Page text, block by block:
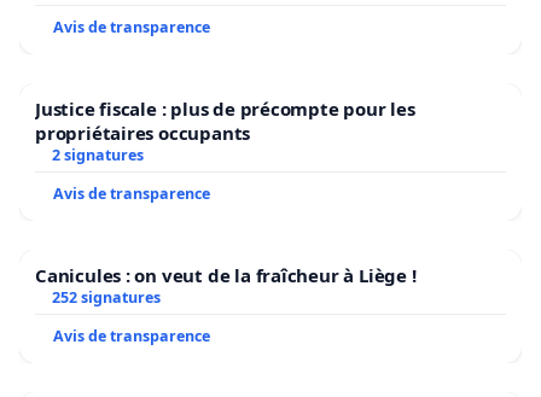
Avis de transparence
Justice fiscale : plus de précompte pour les
propriétaires occupants
2 signatures
Avis de transparence
Canicules : on veut de la fraîcheur à Liège !
252 signatures
Avis de transparence